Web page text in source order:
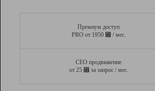
Премиум доступ
PRO от 1950 ⃏ / мес.
СЕО продвижение
от 25 ⃏ за запрос / мес.